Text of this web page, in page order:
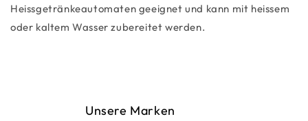
Heissgetränkeautomaten geeignet und kann mit heissem
oder kaltem Wasser zubereitet werden.
Unsere Marken